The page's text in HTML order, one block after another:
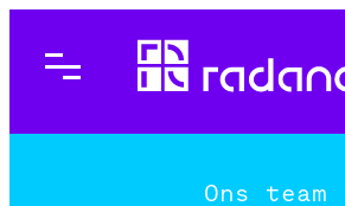
Ons team